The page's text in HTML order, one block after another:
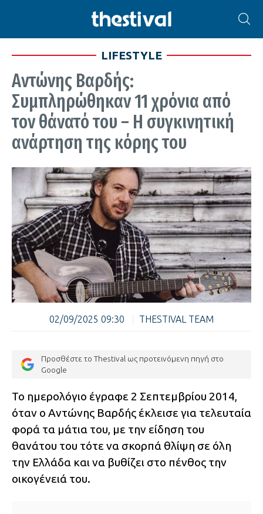
LIFESTYLE
Αντώνης Βαρδής:
Συμπληρώθηκαν 11 χρόνια από
τον θάνατό του – Η συγκινητική
ανάρτηση της κόρης του
02/09/2025 09:30 THESTIVAL TEAM
Προσθέστε το Thestival ως προτεινόμενη πηγή στο
Google
Το ημερολόγιο έγραφε 2 Σεπτεμβρίου 2014,
όταν ο Αντώνης Βαρδής έκλεισε για τελευταία
φορά τα μάτια του, με την είδηση του
θανάτου του τότε να σκορπά θλίψη σε όλη
την Ελλάδα και να βυθίζει στο πένθος την
οικογένειά του.